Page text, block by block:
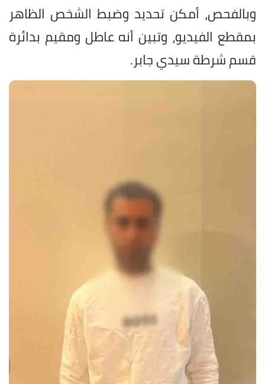
وبالفحص، أمكن تحديد وضبط الشخص الظاهر
بمقطع الفيديو، وتبين أنه عاطل ومقيم بدائرة
قسم شرطة سيدي جابر.